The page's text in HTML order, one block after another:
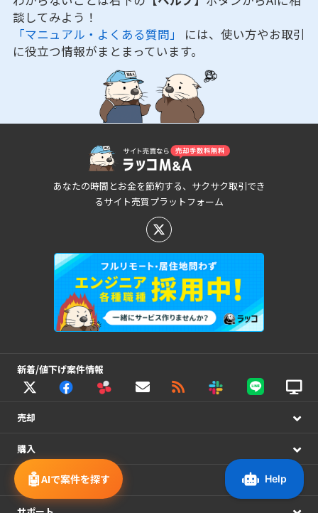
🤖AIで案件を探す
談してみよう！
「マニュアル・よくある質問」 には、使い方やお取引
に役立つ情報がまとまっています。
あなたの時間とお金を節約する、サクサク取引でき
るサイト売買プラットフォーム
新着/値下げ案件情報
売却
購入
ラッコM&A